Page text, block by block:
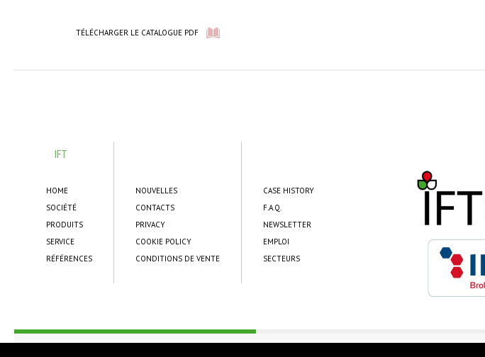
TÉLÉCHARGER LE CATALOGUE PDF
IFT
HOME
SOCIÉTÉ
PRODUITS
SERVICE
RÉFÉRENCES
NOUVELLES
CONTACTS
PRIVACY
COOKIE POLICY
CONDITIONS DE VENTE
CASE HISTORY
F.A.Q.
NEWSLETTER
EMPLOI
SECTEURS